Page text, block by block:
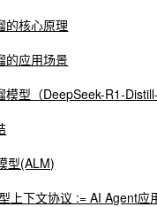
的核心原理
的应用场景
模型（DeepSeek-R1-
型(ALM)
上下文协议 := AI Agent应